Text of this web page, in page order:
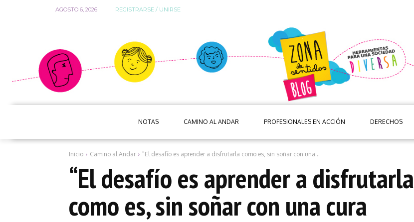
AGOSTO 6, 2026 REGISTRARSE / UNIRSE
NOTAS CAMINO AL ANDAR PROFESIONALES EN ACCIÓN DERECHOS
Inicio Camino al Andar "El desafío es aprender a disfrutarla como es, sin soñar con una...
“El desafío es aprender a disfrutarla
como es, sin soñar con una cura